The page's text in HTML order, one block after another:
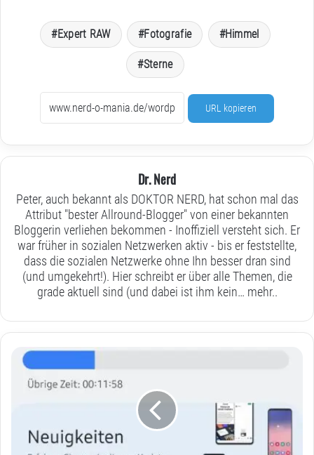
Expert RAW Fotografie Himmel
Sterne
URL kopieren
Dr. Nerd
Peter, auch bekannt als DOKTOR NERD, hat schon mal das
Attribut "bester Allround-Blogger" von einer bekannten
Bloggerin verliehen bekommen - Inoffiziell versteht sich. Er
war früher in sozialen Netzwerken aktiv - bis er feststellte,
dass die sozialen Netzwerke ohne Ihn besser dran sind
(und umgekehrt!). Hier schreibt er über alle Themen, die
grade aktuell sind (und dabei ist ihm kein… mehr..
Seit
heute
und
One